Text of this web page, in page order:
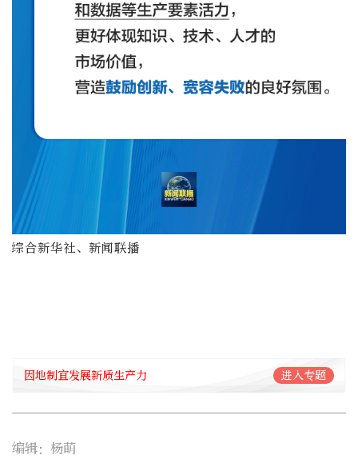
综合新华社、新闻联播
因地制宜发展新质生产力 进入专题
编辑：杨萌